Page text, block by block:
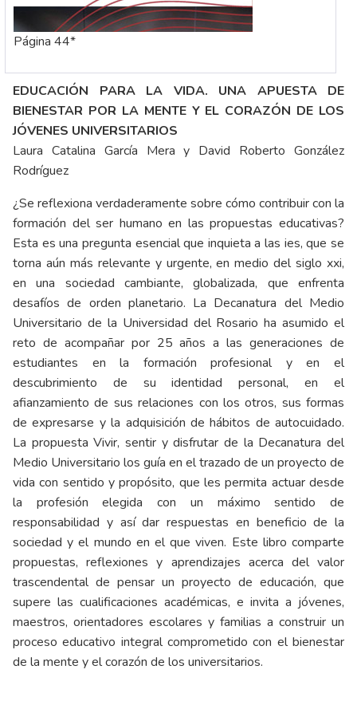
Página 44*
EDUCACIÓN PARA LA VIDA. UNA APUESTA DE
BIENESTAR POR LA MENTE Y EL CORAZÓN DE LOS
JÓVENES UNIVERSITARIOS
Laura Catalina García Mera y David Roberto González
Rodríguez
¿Se reflexiona verdaderamente sobre cómo contribuir con la
formación del ser humano en las propuestas educativas?
Esta es una pregunta esencial que inquieta a las ies, que se
torna aún más relevante y urgente, en medio del siglo xxi,
en una sociedad cambiante, globalizada, que enfrenta
desafíos de orden planetario. La Decanatura del Medio
Universitario de la Universidad del Rosario ha asumido el
reto de acompañar por 25 años a las generaciones de
estudiantes en la formación profesional y en el
descubrimiento de su identidad personal, en el
afianzamiento de sus relaciones con los otros, sus formas
de expresarse y la adquisición de hábitos de autocuidado.
La propuesta Vivir, sentir y disfrutar de la Decanatura del
Medio Universitario los guía en el trazado de un proyecto de
vida con sentido y propósito, que les permita actuar desde
la profesión elegida con un máximo sentido de
responsabilidad y así dar respuestas en beneficio de la
sociedad y el mundo en el que viven. Este libro comparte
propuestas, reflexiones y aprendizajes acerca del valor
trascendental de pensar un proyecto de educación, que
supere las cualificaciones académicas, e invita a jóvenes,
maestros, orientadores escolares y familias a construir un
proceso educativo integral comprometido con el bienestar
de la mente y el corazón de los universitarios.